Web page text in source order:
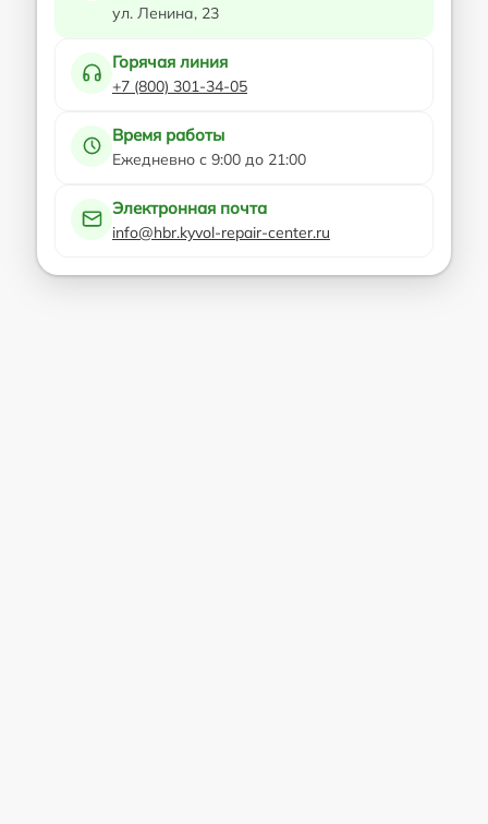
ул. Ленина, 23
Горячая линия
+7 (800) 301-34-05
Время работы
Ежедневно с 9:00 до 21:00
Электронная почта
info@hbr.kyvol-repair-center.ru